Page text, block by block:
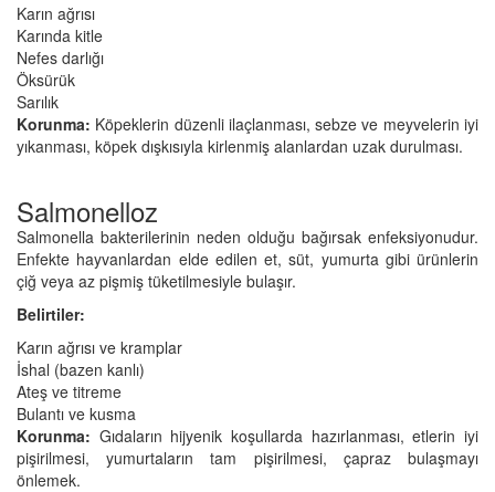
Karın ağrısı
Karında kitle
Nefes darlığı
Öksürük
Sarılık
Korunma: Köpeklerin düzenli ilaçlanması, sebze ve meyvelerin iyi
yıkanması, köpek dışkısıyla kirlenmiş alanlardan uzak durulması.
Salmonelloz
Salmonella bakterilerinin neden olduğu bağırsak enfeksiyonudur.
Enfekte hayvanlardan elde edilen et, süt, yumurta gibi ürünlerin
çiğ veya az pişmiş tüketilmesiyle bulaşır.
Belirtiler:
Karın ağrısı ve kramplar
İshal (bazen kanlı)
Ateş ve titreme
Bulantı ve kusma
Korunma: Gıdaların hijyenik koşullarda hazırlanması, etlerin iyi
pişirilmesi, yumurtaların tam pişirilmesi, çapraz bulaşmayı
önlemek.